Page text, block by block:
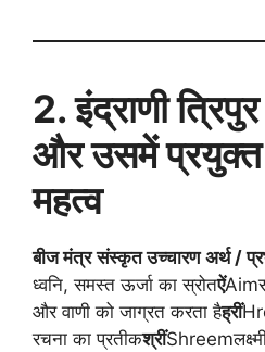
2. इंद्राणी
और उसमें प्रयुक्त
महत्व
बीज मंत्र संस्कृत उच्चारण अर्थ /
ध्वनि, समस्त ऊर्जा का स्रोतऐं
और वाणी को जाग्रत करता हैह्रीं
रचना का प्रतीकश्रीं